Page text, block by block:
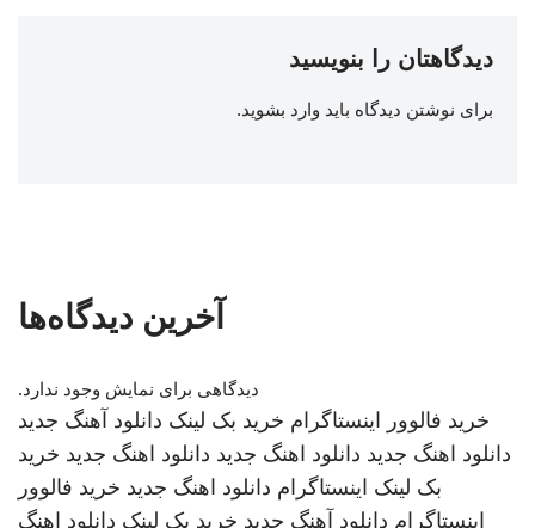
دیدگاهتان را بنویسید
برای نوشتن دیدگاه باید وارد بشوید.
آخرین دیدگاه‌ها
دیدگاهی برای نمایش وجود ندارد.
خرید فالوور اینستاگرام خرید بک لینک دانلود آهنگ جدید
دانلود اهنگ جدید دانلود اهنگ جدید دانلود اهنگ جدید خرید
بک لینک اینستاگرام دانلود اهنگ جدید خرید فالوور
اینستاگرام دانلود آهنگ جدید خرید بک لینک دانلود اهنگ